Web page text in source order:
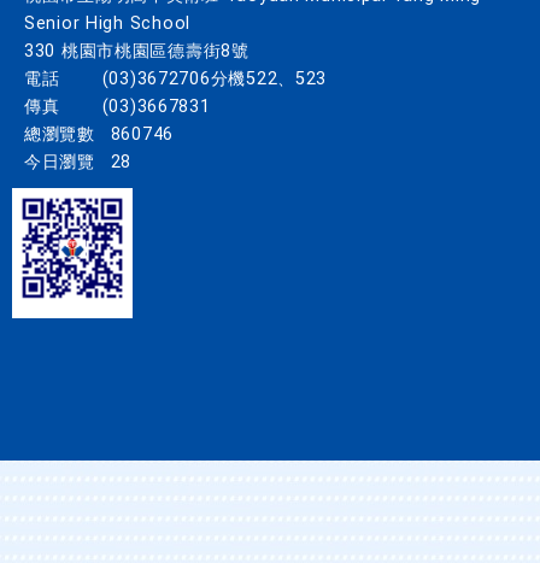
Senior High School
330 桃園市桃園區德壽街8號
電話
(03)3672706分機522、523
傳真
(03)3667831
總瀏覽數
860746
今日瀏覽
28